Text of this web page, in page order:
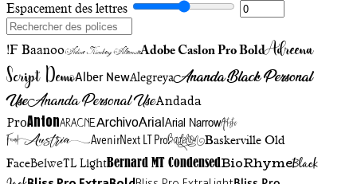
Espacement des lettres
!F BaanooAdine Kirnberg AlternateAdobe Caslon Pro BoldAdreena
Script DemoAlber NewAlegreyaAnanda Black Personal
UseAnanda Personal UseAndada
ProAntonAracneArchivoArialArial NarrowArtistic
FriendAustriaAvenirNext LT ProBadelionBaskerville Old
FaceBelweTL LightBernard MT CondensedBioRhymeBlack